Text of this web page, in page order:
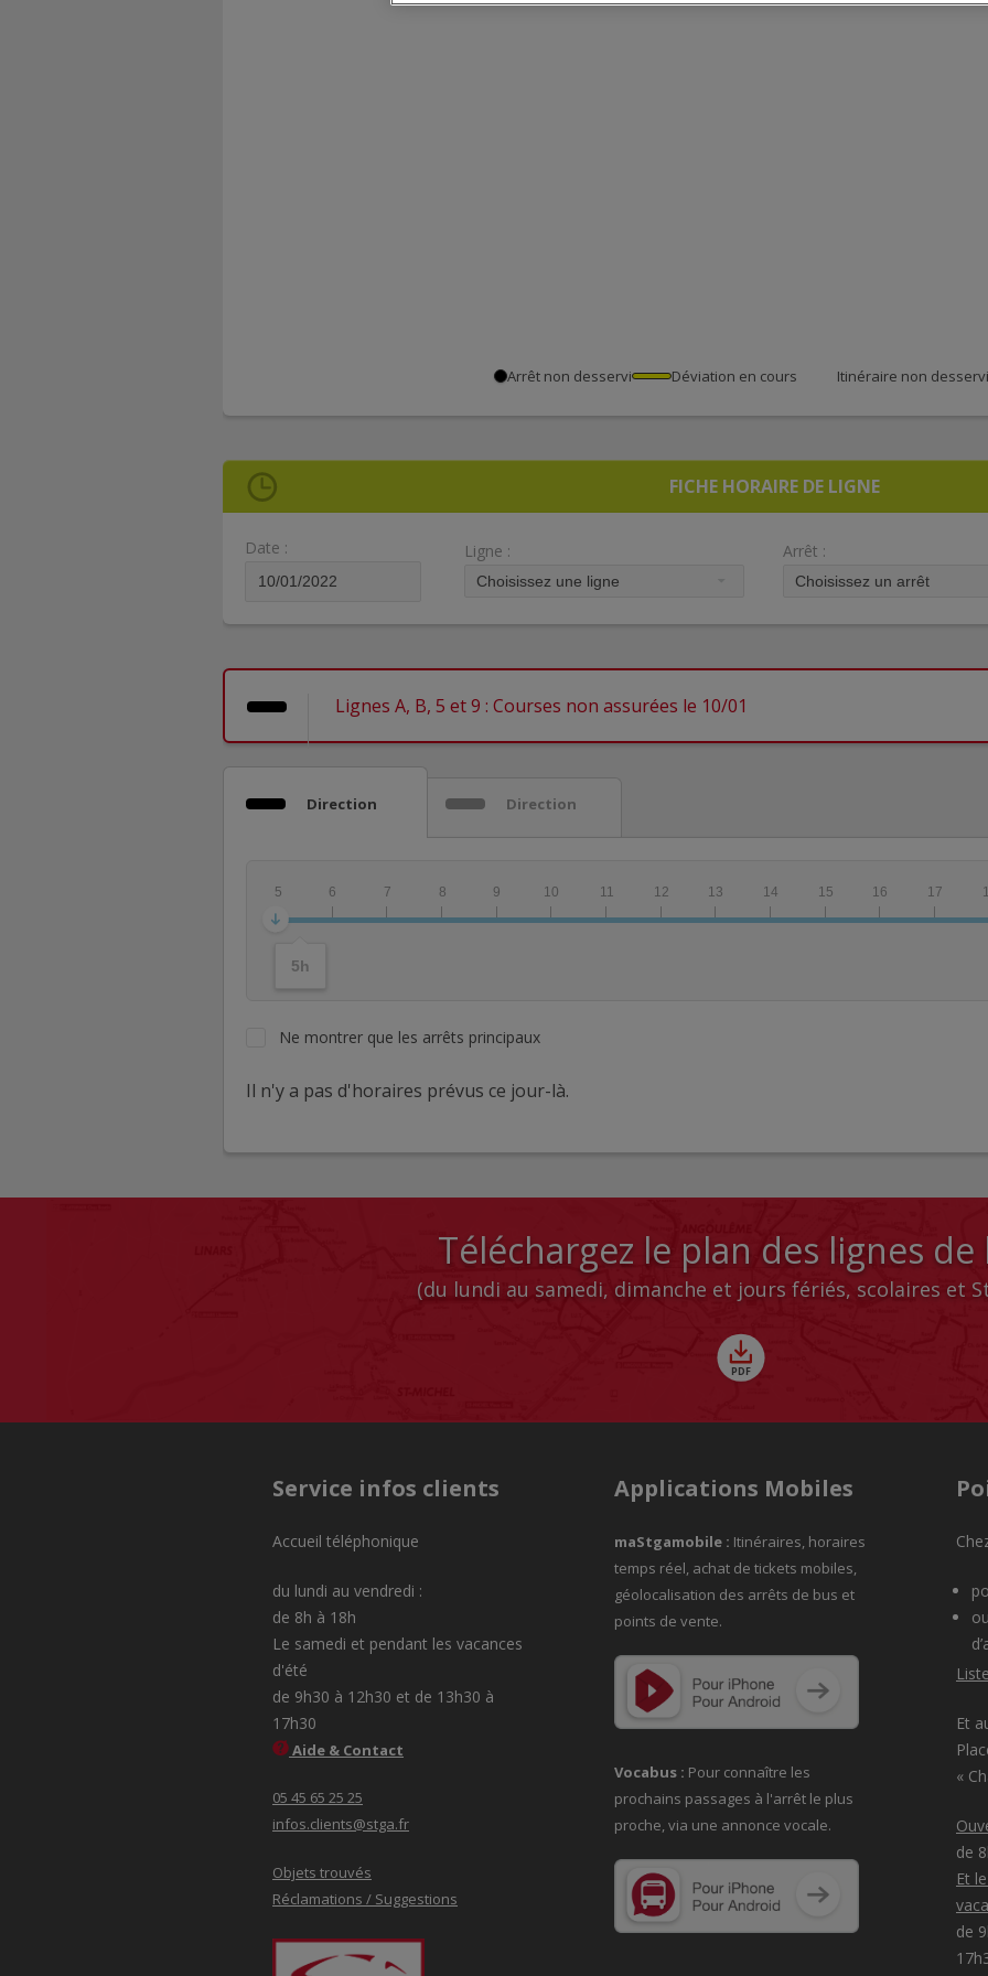
Arrêt non desservi Déviation en cours Itinéraire non desservi
FICHE HORAIRE DE LIGNE
Date : Ligne : Arrêt :
Lignes A, B, 5 et 9 : Courses non assurées le 10/01
Direction Direction
5h
5 6 7 8 9 10 11 12 13 14 15 16 17
Ne montrer que les arrêts principaux
Il n'y a pas d'horaires prévus ce jour-là.
Téléchargez le plan des lignes de
(du lundi au samedi, dimanche et jours fériés, scolaires et
Service infos clients
Accueil téléphonique
du lundi au vendredi :
de 8h à 18h
Le samedi et pendant les vacances
d'été
de 9h30 à 12h30 et de 13h30 à
17h30
Aide & Contact
05 45 65 25 25
infos.clients@stga.fr
Objets trouvés
Réclamations / Suggestions
Applications Mobiles
maStgamobile : Itinéraires, horaires
temps réel, achat de tickets mobiles,
géolocalisation des arrêts de bus et
points de vente.
Vocabus : Pour connaître les
prochains passages à l'arrêt le plus
proche, via une annonce vocale.
Et
«
de
Et
de